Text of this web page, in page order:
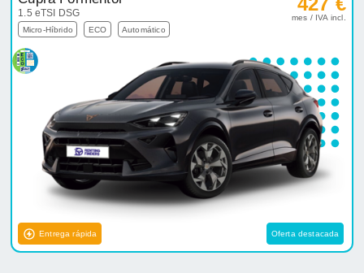
1.5 eTSI DSG
Micro-Híbrido ECO Automático
mes / IVA incl.
Entrega rápida Oferta destacada